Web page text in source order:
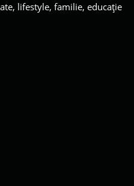
lifestyle, familie, educație